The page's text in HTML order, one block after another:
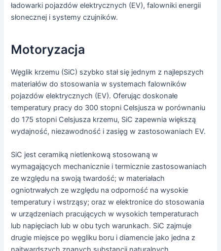
ładowarki pojazdów elektrycznych (EV), falowniki energii
słonecznej i systemy czujników.
Motoryzacja
Węglik krzemu (SiC) szybko stał się jednym z najlepszych
materiałów do stosowania w systemach falowników
pojazdów elektrycznych (EV). Oferując doskonałe
temperatury pracy do 300 stopni Celsjusza w porównaniu
do 175 stopni Celsjusza krzemu, SiC zapewnia większą
wydajność, niezawodność i zasięg w zastosowaniach EV.
SiC jest ceramiką nietlenkową stosowaną w
wymagających mechanicznie i termicznie zastosowaniach
ze względu na swoją twardość; w materiałach
ogniotrwałych ze względu na odporność na wysokie
temperatury i wstrząsy; oraz w elektronice do stosowania
w urządzeniach pracujących w wysokich temperaturach
lub napięciach lub w obu tych warunkach. SiC zajmuje
drugie miejsce po węgliku boru i diamencie jako jedna z